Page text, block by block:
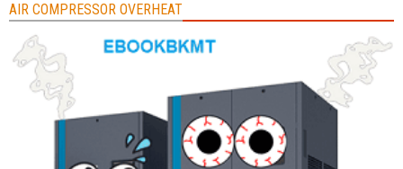
AIR COMPRESSOR OVERHEAT